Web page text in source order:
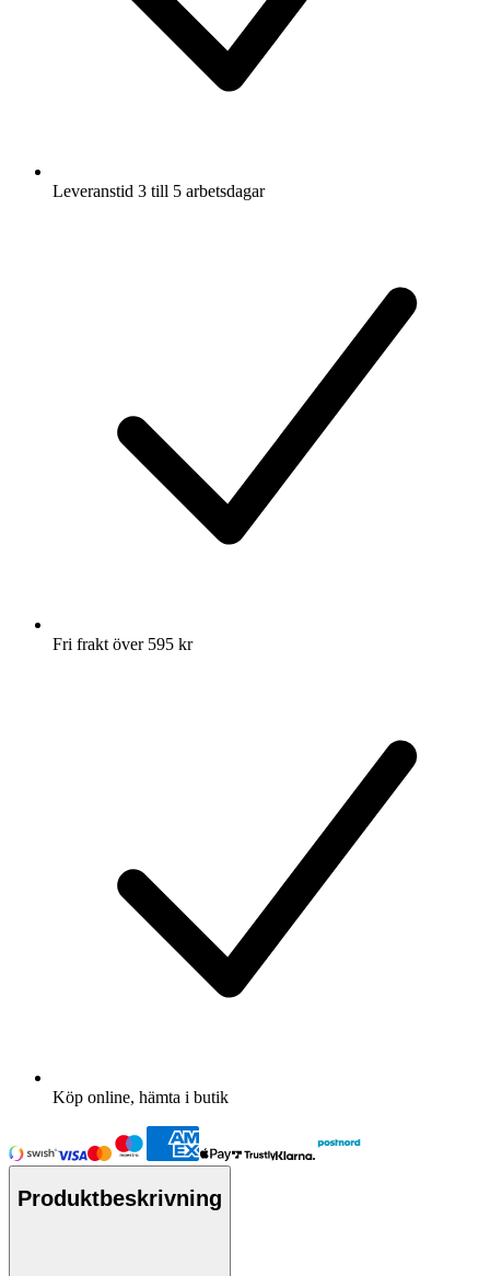
Leveranstid 3 till 5 arbetsdagar
Fri frakt över 595 kr
Köp online, hämta i butik
Produktbeskrivning